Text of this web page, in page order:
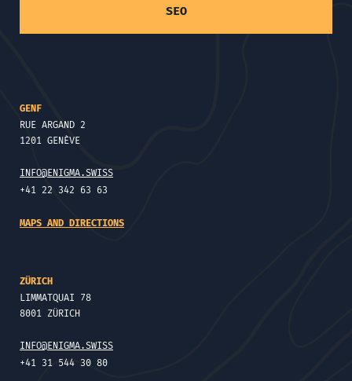
SEO
GENF
RUE ARGAND 2
1201 GENÈVE
INFO@ENIGMA.SWISS
+41 22 342 63 63
MAPS AND DIRECTIONS
ZÜRICH
LIMMATQUAI 78
8001 ZÜRICH
INFO@ENIGMA.SWISS
+41 31 544 30 80